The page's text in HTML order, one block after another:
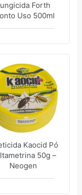
Forth
Uso 500ml
Kaocid Pó
50g –
Neogen